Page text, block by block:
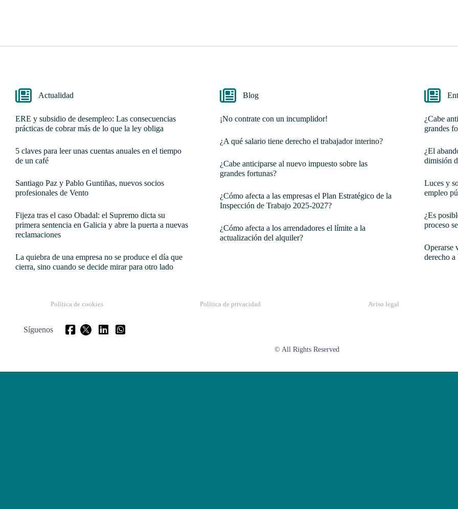
Actualidad
ERE y subsidio de desempleo: Las consecuencias
prácticas de cobrar más de lo que la ley obliga
5 claves para leer unas cuentas anuales en el tiempo
de un café
Santiago Paz y Pablo Guntiñas, nuevos socios
profesionales de Vento
Fijeza tras el caso Obadal: el Supremo dicta su
primera sentencia en Galicia y abre la puerta a nuevas
reclamaciones
La quiebra de una empresa no se produce el día que
cierra, sino cuando se decide mirar para otro lado
Blog
¡No contrate con un incumplidor!
¿A qué salario tiene derecho el trabajador interino?
¿Cabe anticiparse al nuevo impuesto sobre las
grandes fortunas?
¿Cómo afecta a las empresas el Plan Estratégico de la
Inspección de Trabajo 2025-2027?
¿Cómo afecta a los arrendadores el límite a la
actualización del alquiler?
¿Cabe
grandes
¿El
dimisión
Luces y
empleo
¿Es
proceso
Operarse
derecho a
Política de cookies Política de privacidad Aviso legal
Síguenos
© All Rights Reserved